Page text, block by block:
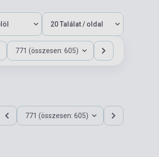
771 (összesen: 605)
771 (összesen: 605)